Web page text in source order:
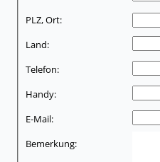
PLZ, Ort:
Land:
Telefon:
Handy:
E-Mail:
Bemerkung: